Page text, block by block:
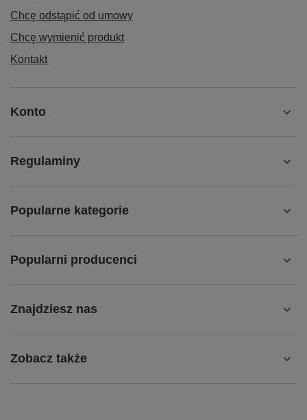
Chcę odstąpić od umowy
Chcę wymienić produkt
Kontakt
Konto
Regulaminy
Popularne kategorie
Popularni producenci
Znajdziesz nas
Zobacz także